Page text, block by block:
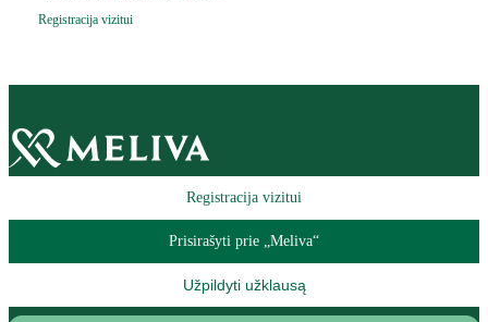
Registracija vizitui
Registracija vizitui
Prisirašyti prie „Meliva“
Užpildyti užklausą